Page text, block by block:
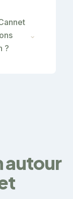
?
⌄
autour